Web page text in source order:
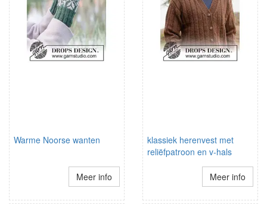
Warme Noorse wanten
Meer info
klassiek herenvest met
reliëfpatroon en v-hals
Meer info